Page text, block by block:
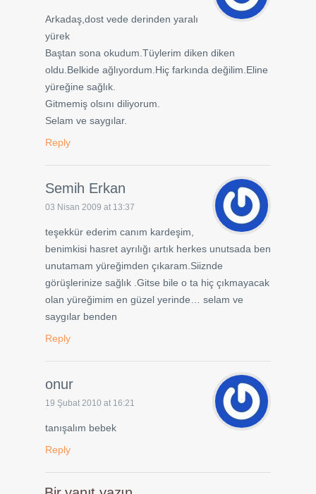
Arkadaş,dost vede derinden yaralı
yürek
Baştan sona okudum.Tüylerim diken diken
oldu.Belkide ağlıyordum.Hiç farkında değilim.Eline
yüreğine sağlık.
Gitmemiş olsını diliyorum.
Selam ve saygılar.
Reply
Semih Erkan
03 Nisan 2009 at 13:37
teşekkür ederim canım kardeşim,
benimkisi hasret ayrılığı artık herkes unutsada ben
unutamam yüreğimden çıkaram.Siiznde
görüşlerinize sağlık .Gitse bile o ta hiç çıkmayacak
olan yüreğimim en güzel yerinde… selam ve
saygılar benden
Reply
onur
19 Şubat 2010 at 16:21
tanışalım bebek
Reply